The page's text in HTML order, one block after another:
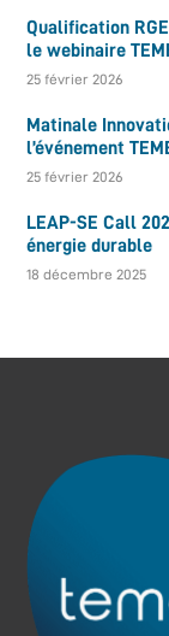
Qualification
le webinaire
25 février 2026
Matinale
l’événement
25 février 2026
LEAP-SE Call
énergie durable
18 décembre 2025